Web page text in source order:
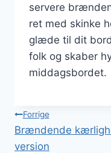
servere
ret med skinke
glæde til dit
folk og skaber
middagsbordet.
Forrige
Brændende
version